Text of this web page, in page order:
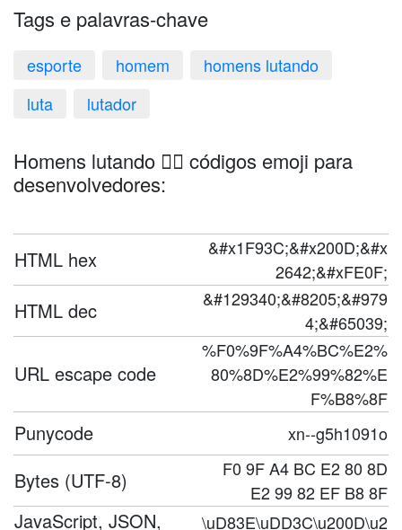
Tags e palavras-chave
esporte homem
homens lutando
luta
lutador
Homens lutando 🤼‍♂️ códigos emoji para
desenvolvedores:
HTML hex
&#x1F93C;&#x200D;&#x
2642;&#xFE0F;
HTML dec
&#129340;&#8205;&#979
4;&#65039;
URL escape code
%F0%9F%A4%BC%E2%
80%8D%E2%99%82%E
F%B8%8F
Punycode xn--g5h1091o
Bytes (UTF-8)
F0 9F A4 BC E2 80 8D
E2 99 82 EF B8 8F
JavaScript, JSON, \uD83E\uDD3C\u200D\u2